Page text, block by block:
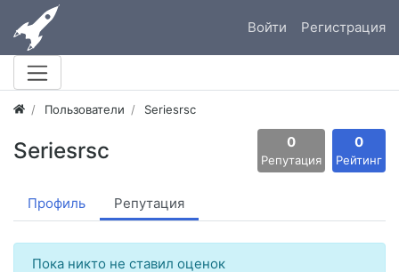
Войти Регистрация
Пользователи Seriesrsc
Seriesrsc 0
Репутация
0
Рейтинг
Профиль Репутация
Пока никто не ставил оценок